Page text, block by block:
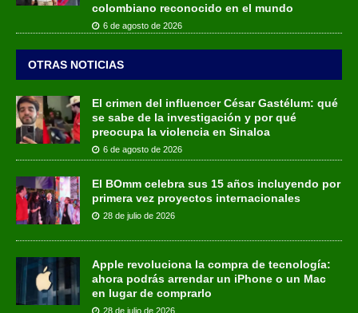
colombiano reconocido en el mundo
6 de agosto de 2026
OTRAS NOTICIAS
El crimen del influencer César Gastélum: qué
se sabe de la investigación y por qué
preocupa la violencia en Sinaloa
6 de agosto de 2026
El BOmm celebra sus 15 años incluyendo por
primera vez proyectos internacionales
28 de julio de 2026
Apple revoluciona la compra de tecnología:
ahora podrás arrendar un iPhone o un Mac
en lugar de comprarlo
28 de julio de 2026